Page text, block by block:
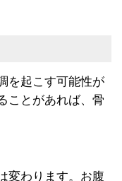
を起こす可能性が
ことがあれば、骨
変わります。お腹